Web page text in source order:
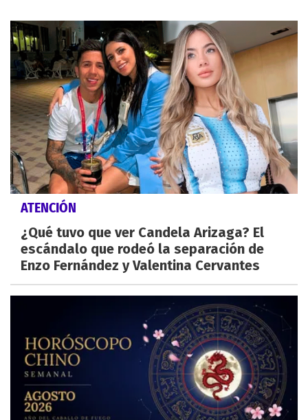
ATENCIÓN
¿Qué tuvo que ver Candela Arizaga? El
escándalo que rodeó la separación de
Enzo Fernández y Valentina Cervantes